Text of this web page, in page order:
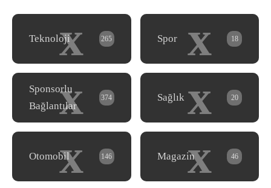
x
Teknoloji 265 x
Spor 18
x
Sponsorlu
Bağlantılar
374 x
Sağlık 20
x
Otomobil 146 x
Magazin 46